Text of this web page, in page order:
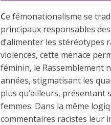
Ce fémonationalisme se
principaux responsables
d’alimenter les stéréotypes
violences, cette menace
féminin, le Rassemblement
années, stigmatisant les
plus qu’ailleurs,
femmes. Dans la même
commentaires racistes leur